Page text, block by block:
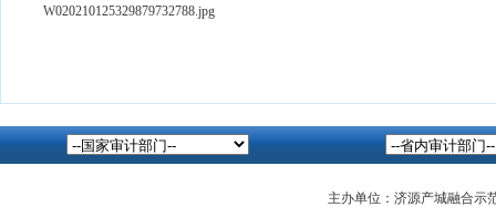
W020210125329879732788.jpg
主办单位：济源产城融合示